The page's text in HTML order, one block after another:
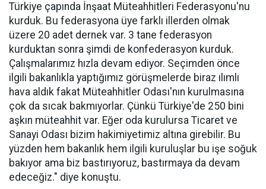
Türkiye çapında İnşaat Müteahhitleri Federasyonu'nu
kurduk. Bu federasyona üye farklı illerden olmak
üzere 20 adet dernek var. 3 tane federasyon
kurduktan sonra şimdi de konfederasyon kurduk.
Çalışmalarımız hızla devam ediyor. Seçimden önce
ilgili bakanlıkla yaptığımız görüşmelerde biraz ılımlı
hava aldık fakat Müteahhitler Odası'nın kurulmasına
çok da sıcak bakmıyorlar. Çünkü Türkiye'de 250 bini
aşkın müteahhit var. Eğer oda kurulursa Ticaret ve
Sanayi Odası bizim hakimiyetimiz altına girebilir. Bu
yüzden hem bakanlık hem ilgili kuruluşlar bu işe soğuk
bakıyor ama biz bastırıyoruz, bastırmaya da devam
edeceğiz." diye konuştu.